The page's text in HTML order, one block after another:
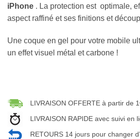
iPhone . La protection est optimale,
aspect raffiné et ses finitions et
Une coque en gel pour votre mobile
un effet visuel métal et carbone !
LIVRAISON OFFERTE à partir de
LIVRAISON RAPIDE avec suivi en
RETOURS 14 jours pour changer